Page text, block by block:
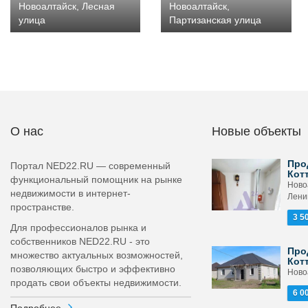
Новоалтайск, Лесная
улица
Новоалтайск,
Партизанская улица
О нас
Портал NED22.RU — современный
функциональный помощник на рынке
недвижимости в интернет-
пространстве.
Для профессионалов рынка и
собственников NED22.RU - это
множество актуальных возможностей,
позволяющих быстро и эффективно
продать свои объекты недвижимости.
Новые объекты
3
6